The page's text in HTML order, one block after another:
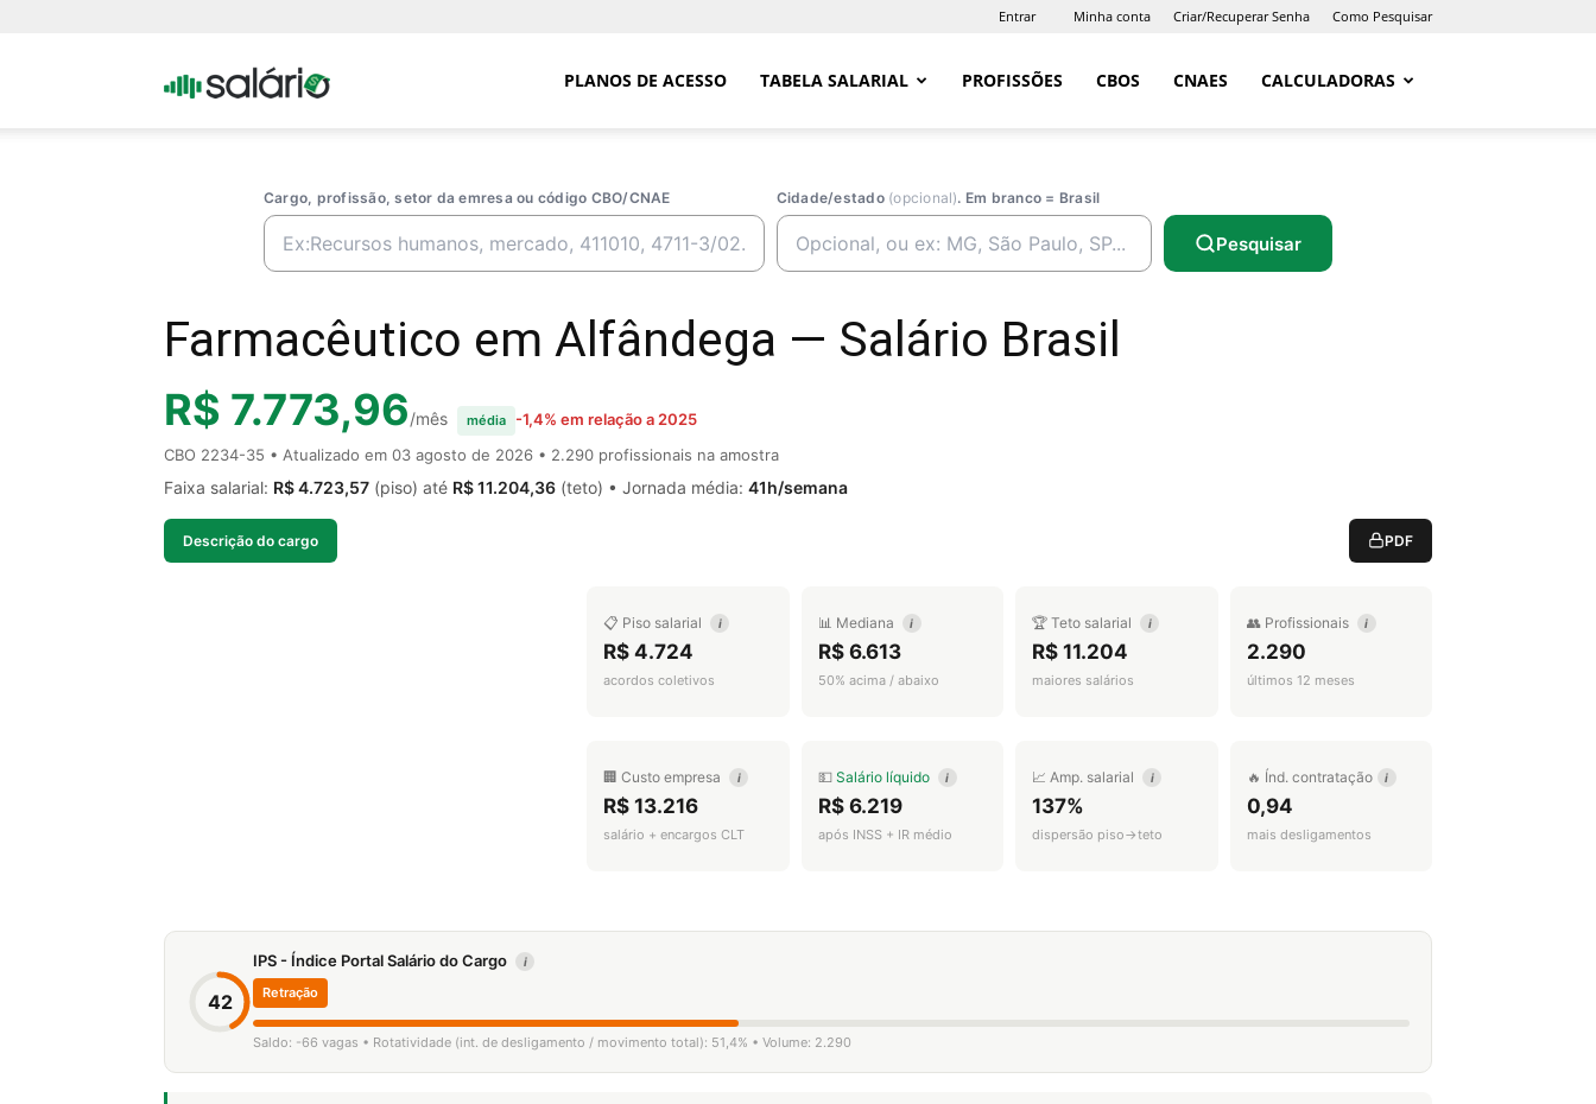
Entrar Minha conta Criar/Recuperar Senha Como Pesquisar
Portal PLANOS DE ACESSO TABELA SALARIAL PROFISSÕES CBOS CNAES CALCULADORAS
Cargo, profissão, setor da emresa ou código CBO/CNAE Cidade/estado (opcional). Em branco = Brasil
Pesquisar
Farmacêutico em Alfândega — Salário Brasil
R$ 7.773,96/mês média
-1,4% em relação a 2025
CBO 2234-35 • Atualizado em 03 agosto de 2026 • 2.290 profissionais na amostra
Faixa salarial: R$ 4.723,57 (piso) até R$ 11.204,36 (teto) • Jornada média: 41h/semana
Descrição do cargo PDF
📋 Piso salarial i
R$ 4.724
acordos coletivos
📊 Mediana i
R$ 6.613
50% acima / abaixo
🏆 Teto salarial i
R$ 11.204
maiores salários
👥 Profissionais i
2.290
últimos 12 meses
🏢 Custo empresa i
R$ 13.216
salário + encargos CLT
💵 Salário líquido i
R$ 6.219
após INSS + IR médio
📈 Amp. salarial i
137%
dispersão piso→teto
🔥 Índ. contratação i
0,94
mais desligamentos
42
IPS - Índice Portal Salário do Cargo i
Retração
Saldo: -66 vagas • Rotatividade (int. de desligamento / movimento total): 51,4% • Volume: 2.290